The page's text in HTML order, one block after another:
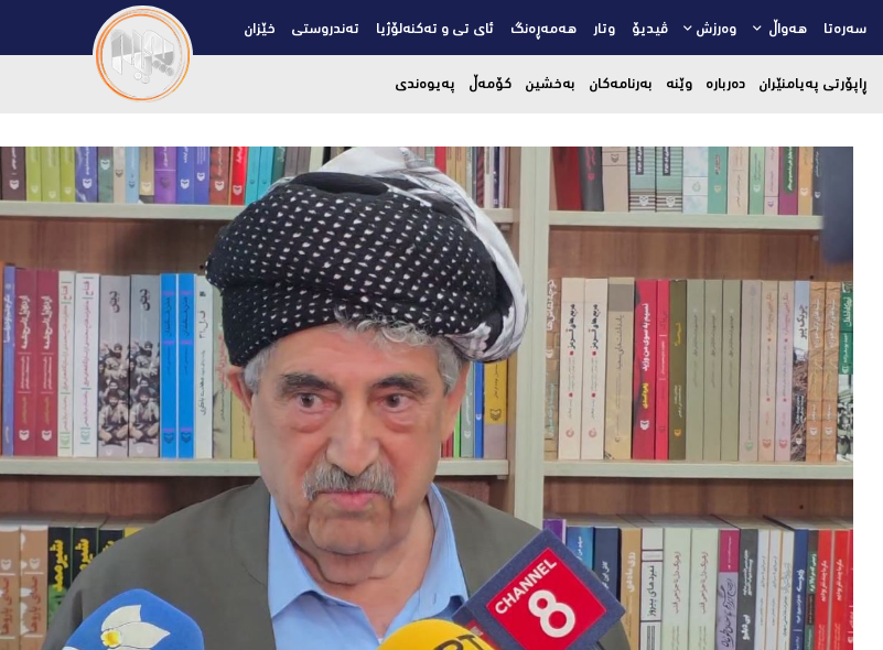
سەرەتا هەواڵ وەرزش ڤیدیۆ وتار هەمەڕەنگ ئای تی و تەکنەلۆژیا تەندروستی خێزان
ڕاپۆرتی پەیامنێران دەربارە وێنە بەرنامەکان بەخشین کۆمەڵ پەیوەندی